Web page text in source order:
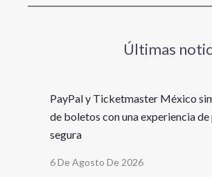
Últimas
PayPal y Ticketmaster México
de boletos con una experiencia
segura
6 De Agosto De 2026